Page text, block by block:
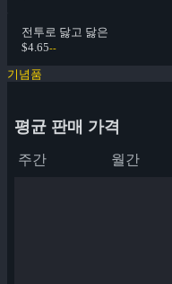
전투로 닳고 닳은
$4.65--
기념품
평균 판매 가격
주간 월간